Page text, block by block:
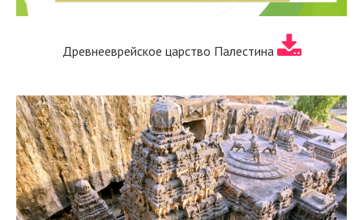
Древнееврейское царство Палестина